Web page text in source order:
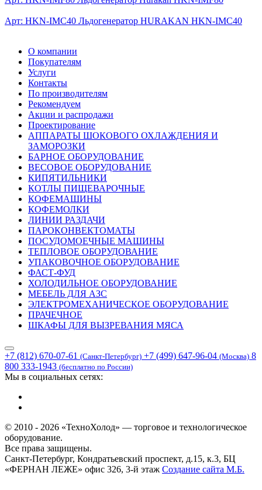
Арт: HKN-IMC40 Льдогенератор HURAKAN HKN-IMC40
О компании
Покупателям
Услуги
Контакты
По производителям
Рекомендуем
Акции и распродажи
Проектирование
АППАРАТЫ ШОКОВОГО ОХЛАЖДЕНИЯ И
ЗАМОРОЗКИ
БАРНОЕ ОБОРУДОВАНИЕ
ВЕСОВОЕ ОБОРУДОВАНИЕ
КИПЯТИЛЬНИКИ
КОТЛЫ ПИЩЕВАРОЧНЫЕ
КОФЕМАШИНЫ
КОФЕМОЛКИ
ЛИНИИ РАЗДАЧИ
ПАРОКОНВЕКТОМАТЫ
ПОСУДОМОЕЧНЫЕ МАШИНЫ
ТЕПЛОВОЕ ОБОРУДОВАНИЕ
УПАКОВОЧНОЕ ОБОРУДОВАНИЕ
ФАСТ-ФУД
ХОЛОДИЛЬНОЕ ОБОРУДОВАНИЕ
МЕБЕЛЬ ДЛЯ АЗС
ЭЛЕКТРОМЕХАНИЧЕСКОЕ ОБОРУДОВАНИЕ
ПРАЧЕЧНОЕ
ШКАФЫ ДЛЯ ВЫЗРЕВАНИЯ МЯСА
+7 (812) 670-07-61 (Санкт-Петербург) +7 (499) 647-96-04 (Москва) 8
800 333-1943 (бесплатно по России)
Мы в социальных сетях:
© 2010 - 2026 «ТехноХолод» — торговое и технологическое
оборудование.
Все права защищены.
Санкт-Петербург, Кондратьевский проспект, д.15, к.3, БЦ
«ФЕРНАН ЛЕЖЕ» офис 326, 3-й этаж Создание сайта М.Б.